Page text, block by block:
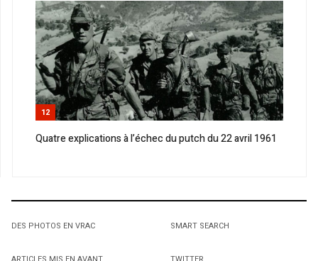
12
Quatre explications à l’échec du putch du 22 avril 1961
DES PHOTOS EN VRAC SMART SEARCH